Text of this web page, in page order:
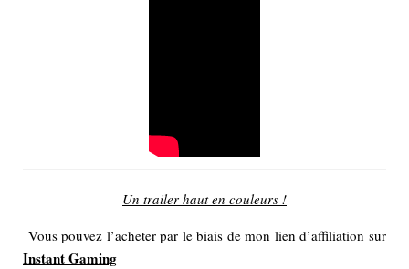
Un trailer haut en couleurs !
Vous pouvez l’acheter par le biais de mon lien d’affiliation sur
Instant Gaming